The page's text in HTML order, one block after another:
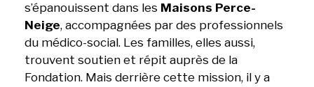
s’épanouissent dans les Maisons Perce-
Neige, accompagnées par des professionnels
du médico-social. Les familles, elles aussi,
trouvent soutien et répit auprès de la
Fondation. Mais derrière cette mission, il y a